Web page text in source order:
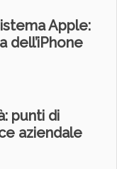
Apple:
dell’iPhone
punti di
aziendale